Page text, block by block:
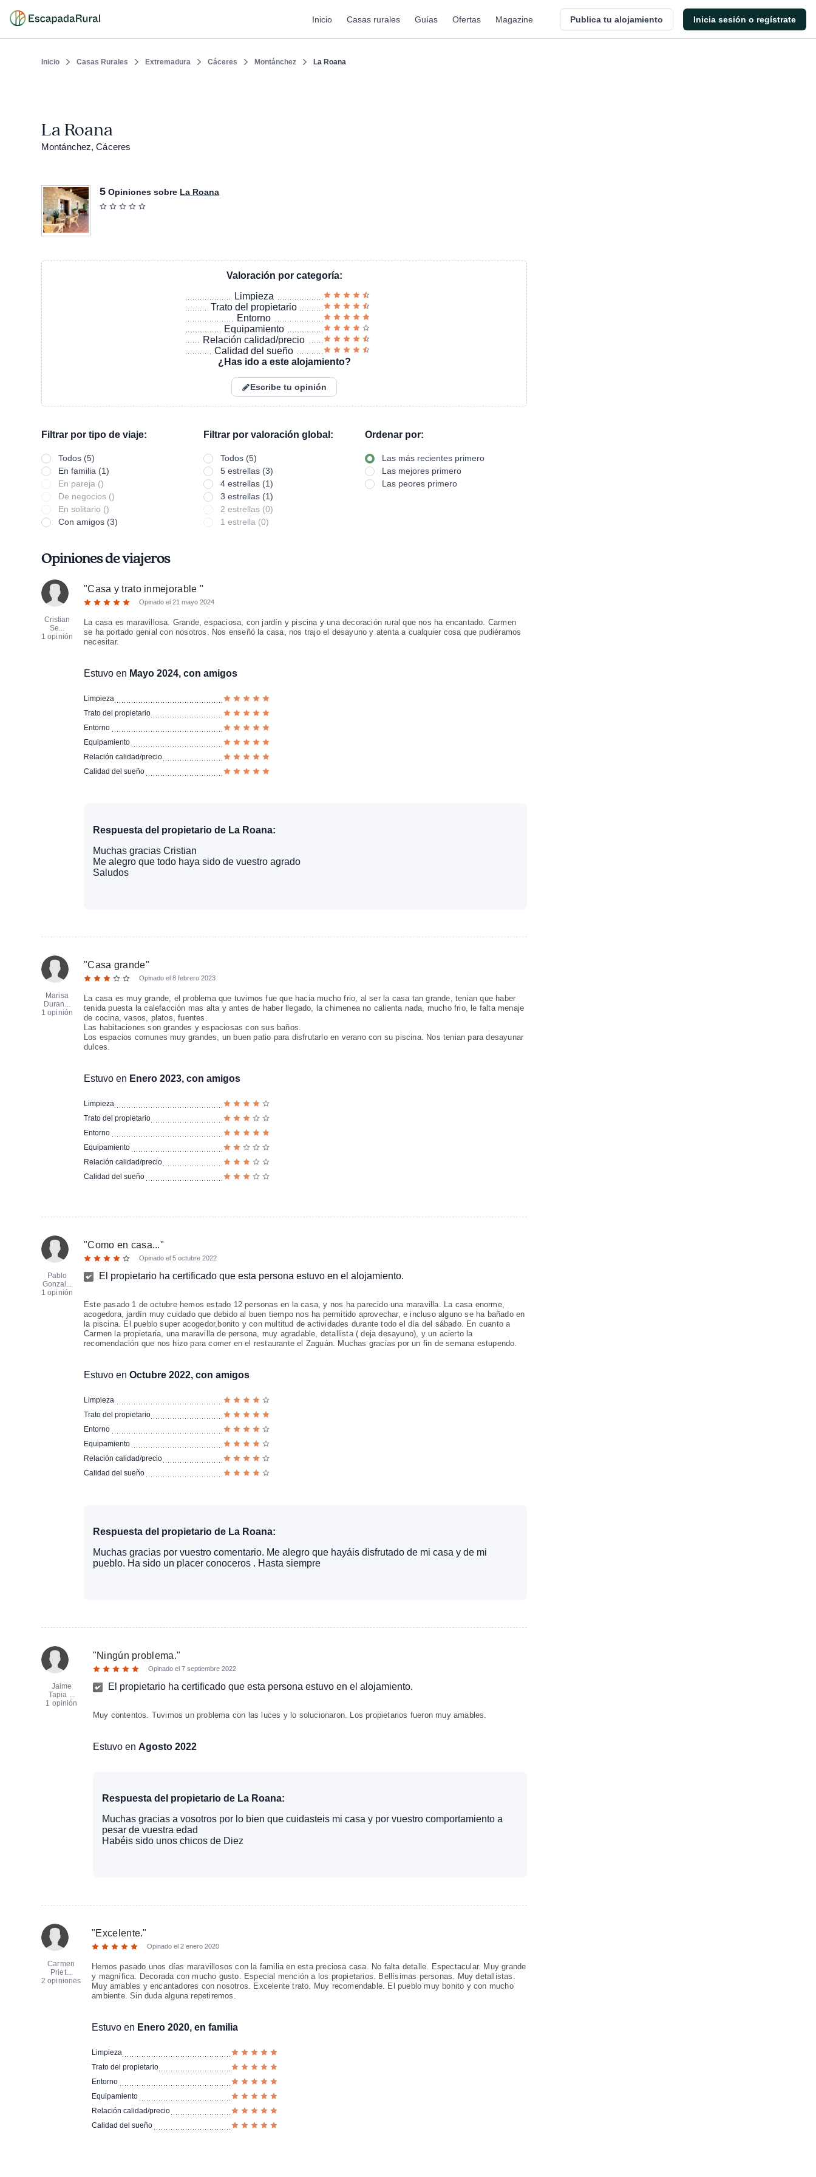
Inicio Casas rurales Guías Ofertas Magazine Publica tu alojamiento Inicia sesión o regístrate
Inicio Casas Rurales Extremadura Cáceres Montánchez La Roana
La Roana
Montánchez, Cáceres
5 Opiniones sobre La Roana
Valoración por categoría:
Limpieza
Trato del propietario
Entorno
Equipamiento
Relación calidad/precio
Calidad del sueño
¿Has ido a este alojamiento?
Escribe tu opinión
Filtrar por tipo de viaje:
Todos (5)
En familia (1)
En pareja ()
De negocios ()
En solitario ()
Con amigos (3)
Filtrar por valoración global:
Todos (5)
5 estrellas (3)
4 estrellas (1)
3 estrellas (1)
2 estrellas (0)
1 estrella (0)
Ordenar por:
Las más recientes primero
Las mejores primero
Las peores primero
Opiniones de viajeros
Cristian
Se...
1 opinión
"Casa y trato inmejorable "
Opinado el 21 mayo 2024
La casa es maravillosa. Grande, espaciosa, con jardín y piscina y una decoración rural que nos ha encantado. Carmen
se ha portado genial con nosotros. Nos enseñó la casa, nos trajo el desayuno y atenta a cualquier cosa que pudiéramos
necesitar.
Estuvo en Mayo 2024, con amigos
Limpieza
Trato del propietario
Entorno
Equipamiento
Relación calidad/precio
Calidad del sueño
Respuesta del propietario de La Roana:
Muchas gracias Cristian
Me alegro que todo haya sido de vuestro agrado
Saludos
Marisa
Duran...
1 opinión
"Casa grande"
Opinado el 8 febrero 2023
La casa es muy grande, el problema que tuvimos fue que hacia mucho frio, al ser la casa tan grande, tenian que haber
tenida puesta la calefacción mas alta y antes de haber llegado, la chimenea no calienta nada, mucho frio, le falta menaje
de cocina, vasos, platos, fuentes.
Las habitaciones son grandes y espaciosas con sus baños.
Los espacios comunes muy grandes, un buen patio para disfrutarlo en verano con su piscina. Nos tenian para desayunar
dulces.
Estuvo en Enero 2023, con amigos
Limpieza
Trato del propietario
Entorno
Equipamiento
Relación calidad/precio
Calidad del sueño
Pablo
Gonzal...
1 opinión
"Como en casa..."
Opinado el 5 octubre 2022
El propietario ha certificado que esta persona estuvo en el alojamiento.
Este pasado 1 de octubre hemos estado 12 personas en la casa, y nos ha parecido una maravilla. La casa enorme,
acogedora, jardín muy cuidado que debido al buen tiempo nos ha permitido aprovechar, e incluso alguno se ha bañado en
la piscina. El pueblo super acogedor,bonito y con multitud de actividades durante todo el día del sábado. En cuanto a
Carmen la propietaria, una maravilla de persona, muy agradable, detallista ( deja desayuno), y un acierto la
recomendación que nos hizo para comer en el restaurante el Zaguán. Muchas gracias por un fin de semana estupendo.
Estuvo en Octubre 2022, con amigos
Limpieza
Trato del propietario
Entorno
Equipamiento
Relación calidad/precio
Calidad del sueño
Respuesta del propietario de La Roana:
Muchas gracias por vuestro comentario. Me alegro que hayáis disfrutado de mi casa y de mi
pueblo. Ha sido un placer conoceros . Hasta siempre
Jaime
Tapia ...
1 opinión
"Ningún problema."
Opinado el 7 septiembre 2022
El propietario ha certificado que esta persona estuvo en el alojamiento.
Muy contentos. Tuvimos un problema con las luces y lo solucionaron. Los propietarios fueron muy amables.
Estuvo en Agosto 2022
Respuesta del propietario de La Roana:
Muchas gracias a vosotros por lo bien que cuidasteis mi casa y por vuestro comportamiento a
pesar de vuestra edad
Habéis sido unos chicos de Diez
Carmen
Priet...
2 opiniones
"Excelente."
Opinado el2 enero 2020
Hemos pasado unos días maravillosos con la familia en esta preciosa casa. No falta detalle. Espectacular. Muy grande
y magnífica. Decorada con mucho gusto. Especial mención a los propietarios. Bellísimas personas. Muy detallistas.
Muy amables y encantadores con nosotros. Excelente trato. Muy recomendable. El pueblo muy bonito y con mucho
ambiente. Sin duda alguna repetiremos.
Estuvo en Enero 2020, en familia
Limpieza
Trato del propietario
Entorno
Equipamiento
Relación calidad/precio
Calidad del sueño